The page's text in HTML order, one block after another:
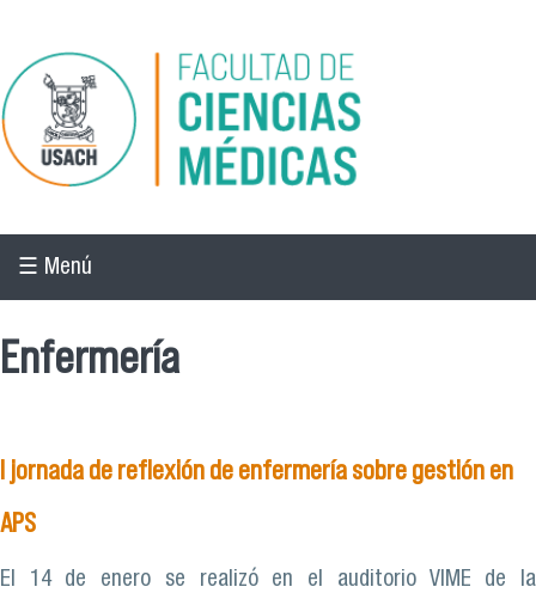
Pasar al contenido principal
☰ Menú
Enfermería
I jornada de reflexión de enfermería sobre gestión en
APS
El 14 de enero se realizó en el auditorio VIME de la